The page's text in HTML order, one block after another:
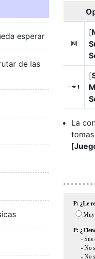
esperar
de las
H
[
I
[
La
[